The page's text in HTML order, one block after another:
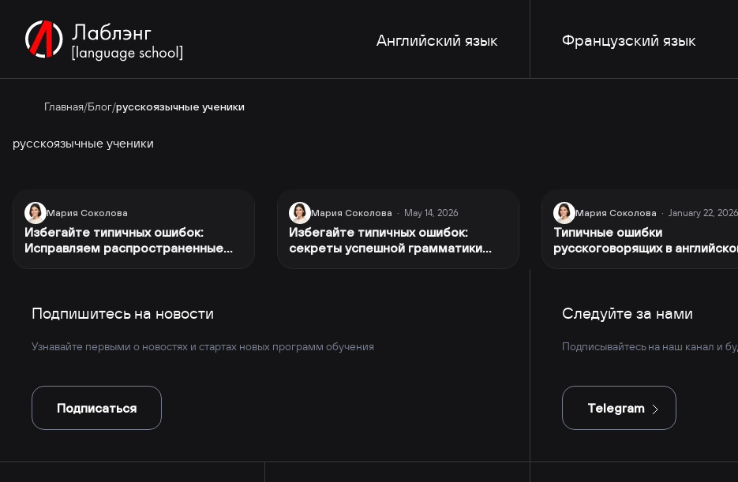
Английский язык Французский язык
Главная/Блог/русскоязычные ученики
русскоязычные ученики
Мария Соколова
Избегайте типичных ошибок:
Исправляем распространенные
Мария Соколова · May 14, 2026
Избегайте типичных ошибок:
секреты успешной грамматики
Мария Соколова · January 22, 2026
Типичные ошибки
русскоговорящих в
Подпишитесь на новости
Узнавайте первыми о новостях и стартах новых программ обучения
Подписаться
Следуйте за нами
Подписывайтесь на наш канал и
Telegram